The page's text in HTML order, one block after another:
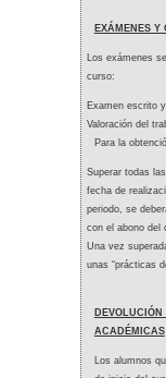
EXÁMENES
Los exámenes
curso:
Examen escrito
Valoración del
Para la
Superar todas
fecha de
periodo, se
con el abono del
Una vez
unas “prácticas
ACADÉMICAS
Los alumnos